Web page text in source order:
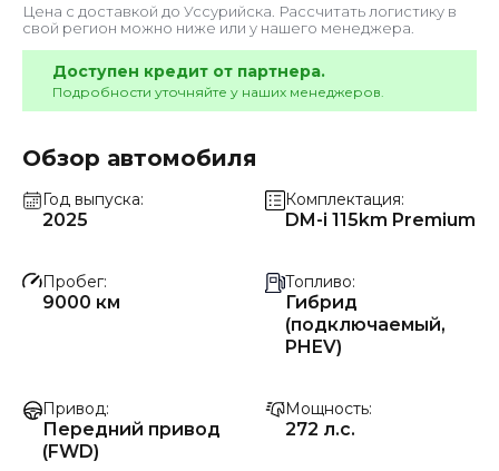
Цена с доставкой до Уссурийска . Рассчитать логистику в
свой регион можно ниже или у нашего менеджера.
Доступен кредит от партнера.
Подробности уточняйте у наших менеджеров.
Обзор автомобиля
Год выпуска
2025
Комплектация
DM-i 115km Premium
Пробег
9000 км
Топливо
Гибрид
(подключаемый,
PHEV)
Привод
Передний привод
(FWD)
Мощность
272 л.с.